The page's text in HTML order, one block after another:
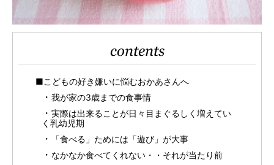
contents
■こどもの好き嫌いに悩むおかあさんへ
我が家の3歳までの食事情
実際は出来ることが日々目まぐるしく増えてい
く乳幼児期
「食べる」ためには「遊び」が大事
なかなか食べてくれない・・それが当たり前